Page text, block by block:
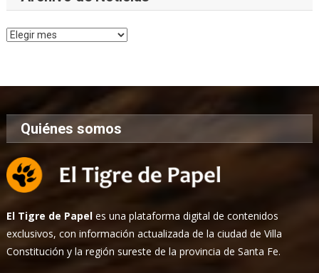
Archivo
Quiénes somos
El Tigre de Papel es una plataforma digital de contenidos
exclusivos, con información actualizada de la ciudad de Villa
Constitución y la región sureste de la provincia de Santa Fe.